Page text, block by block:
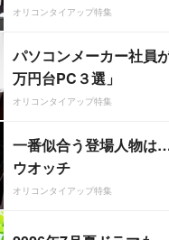
オリコンタイアップ特集
パソコンメーカー社員
万円台PC３選」
オリコンタイアップ特集
一番似合う登場人物は
ウオッチ
オリコンタイアップ特集